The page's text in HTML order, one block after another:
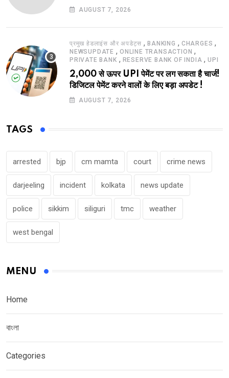
AUGUST 7, 2026
प्रमुख हेडलाइंस और अपडेट्स ,BANKING , CHARGES ,
NEWSUPDATE , ONLINE TRANSACTION ,
PRIVATE BANK , RESERVE BANK OF INDIA ,UPI
2,000 से ऊपर UPI पेमेंट पर लग सकता है चार्ज!
डिजिटल पेमेंट करने वालों के लिए बड़ा अपडेट !
AUGUST 7, 2026
TAGS
arrested bjp cm mamta court crime news
darjeeling incident kolkata news update
police sikkim siliguri tmc weather
west bengal
MENU
Home
বাংলা
Categories